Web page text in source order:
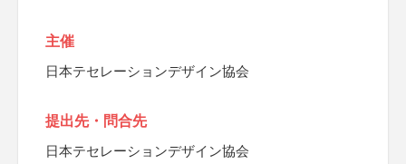
主催
日本テセレーションデザイン協会
提出先・問合先
日本テセレーションデザイン協会